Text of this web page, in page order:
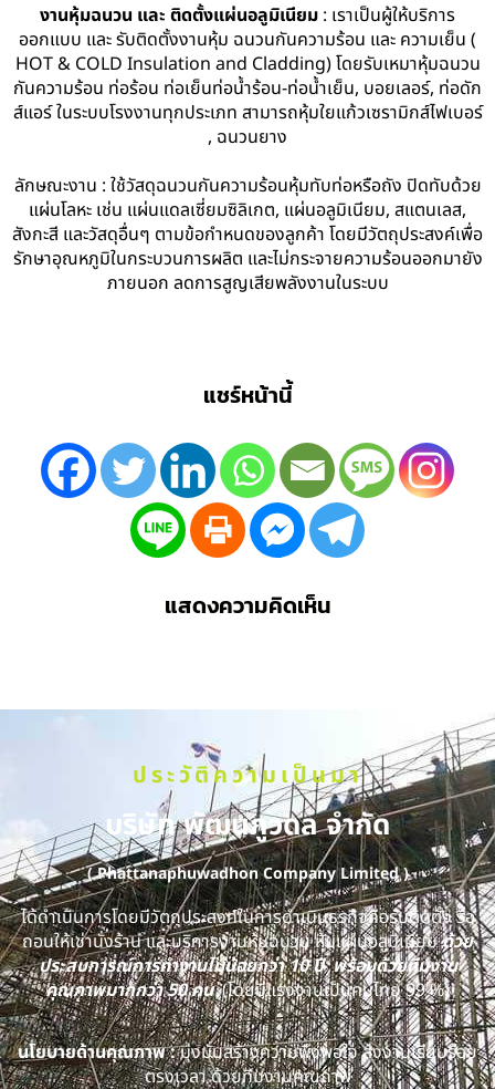
งานหุ้มฉนวน และ ติดตั้งแผ่นอลูมิเนียม : เราเป็นผู้ให้บริการ
ออกแบบ และ รับติดตั้งงานหุ้ม ฉนวนกันความร้อน และ ความเย็น (
HOT & COLD Insulation and Cladding) โดยรับเหมาหุ้มฉนวน
กันความร้อน ท่อร้อน ท่อเย็นท่อน้ำร้อน-ท่อน้ำเย็น, บอยเลอร์, ท่อดัก
ส์แอร์ ในระบบโรงงานทุกประเภท สามารถหุ้มใยแก้วเซรามิกส์ไฟเบอร์
, ฉนวนยาง
ลักษณะงาน : ใช้วัสดุฉนวนกันความร้อนหุ้มทับท่อหรือถัง ปิดทับด้วย
แผ่นโลหะ เช่น แผ่นแดลเซี่ยมซิลิเกต, แผ่นอลูมิเนียม, สแตนเลส,
สังกะสี และวัสดุอื่นๆ ตามข้อกำหนดของลูกค้า โดยมีวัตถุประสงค์เพื่อ
รักษาอุณหภูมิในกระบวนการผลิต และไม่กระจายความร้อนออกมายัง
ภายนอก ลดการสูญเสียพลังงานในระบบ
แชร์หน้านี้
แสดงความคิดเห็น
ประวัติความเป็นมา
บริษัท พัฒนภูวดล จำกัด
( Phattanaphuwadhon Company Limited )
ได้ดำเนินการโดยมีวัตถุประสงค์ในการดำเนินธุรกิจคือรับติดตั้ง รื้อ
ถอนให้เช่านั่งร้าน และบริการงานหุ้มฉนวน หุ้มแผ่นอลูมิเนียมด้วย
ประสบการณ์การทำงานไม่น้อยกว่า 10 ปี พร้อมด้วยทีมงาน
คุณภาพมากกว่า 50 คน(โดยมีแรงงานเป็นคนไทย 99 %)
นโยบายด้านคุณภาพ :มุ่งมั่นสร้างความพึงพอใจ ส่งงานเรียบร้อย
ตรงเวลา ด้วยทีมงานคุณภาพ